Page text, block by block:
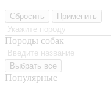
Сбросить Применить
Породы собак
Выбрать все
Популярные